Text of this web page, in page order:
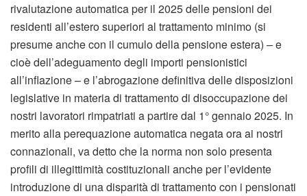
rivalutazione automatica per il 2025 delle pensioni dei
residenti all’estero superiori al trattamento minimo (si
presume anche con il cumulo della pensione estera) – e
cioè dell’adeguamento degli importi pensionistici
all’inflazione – e l’abrogazione definitiva delle disposizioni
legislative in materia di trattamento di disoccupazione dei
nostri lavoratori rimpatriati a partire dal 1° gennaio 2025. In
merito alla perequazione automatica negata ora ai nostri
connazionali, va detto che la norma non solo presenta
profili di illegittimità costituzionali anche per l’evidente
introduzione di una disparità di trattamento con i pensionati